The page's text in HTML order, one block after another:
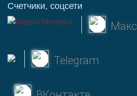
Счетчики, соцсети
Макс
Telegram